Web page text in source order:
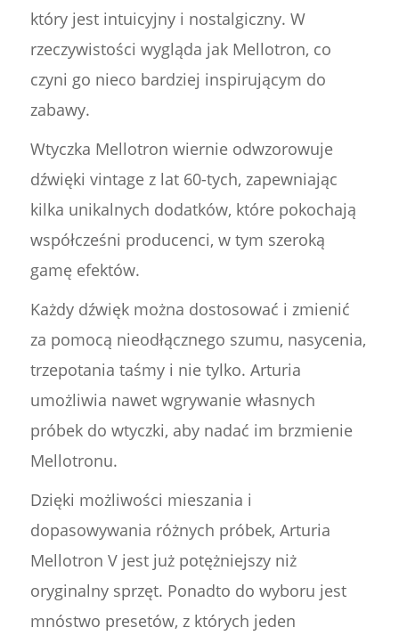
który jest intuicyjny i nostalgiczny. W
rzeczywistości wygląda jak Mellotron, co
czyni go nieco bardziej inspirującym do
zabawy.
Wtyczka Mellotron wiernie odwzorowuje
dźwięki vintage z lat 60-tych, zapewniając
kilka unikalnych dodatków, które pokochają
współcześni producenci, w tym szeroką
gamę efektów.
Każdy dźwięk można dostosować i zmienić
za pomocą nieodłącznego szumu, nasycenia,
trzepotania taśmy i nie tylko. Arturia
umożliwia nawet wgrywanie własnych
próbek do wtyczki, aby nadać im brzmienie
Mellotronu.
Dzięki możliwości mieszania i
dopasowywania różnych próbek, Arturia
Mellotron V jest już potężniejszy niż
oryginalny sprzęt. Ponadto do wyboru jest
mnóstwo presetów, z których jeden